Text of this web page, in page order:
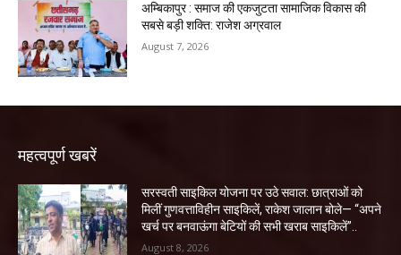
अम्बिकापुर : समाज की एकजुटता सामाजिक विकास की
सबसे बड़ी शक्ति: राजेश अग्रवाल
August 7, 2026
महत्वपूर्ण खबरें
सरस्वती साइकिल योजना पर उठे सवाल: छात्राओं को
मिलीं गुणवत्ताविहीन साइकिलें, राकेश जालान बोले— “अपने
खर्च पर बनवाऊंगा बेटियों की सभी खराब साइकिलें”..
August 8, 2026